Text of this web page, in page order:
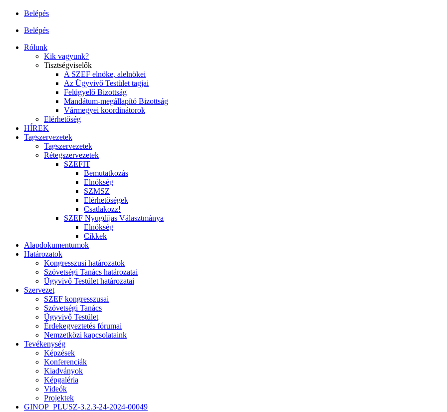
Belépés
Belépés
Rólunk
Kik vagyunk?
Tisztségviselők
A SZEF elnöke, alelnökei
Az Ügyvivő Testület tagjai
Felügyelő Bizottság
Mandátum-megállapító Bizottság
Vármegyei koordinátorok
Elérhetőség
HÍREK
Tagszervezetek
Tagszervezetek
Rétegszervezetek
SZEFIT
Bemutatkozás
Elnökség
SZMSZ
Elérhetőségek
Csatlakozz!
SZEF Nyugdíjas Választmánya
Elnökség
Cikkek
Alapdokumentumok
Határozatok
Kongresszusi határozatok
Szövetségi Tanács határozatai
Ügyvivő Testület határozatai
Szervezet
SZEF kongresszusai
Szövetségi Tanács
Ügyvivő Testület
Érdekegyeztetés fórumai
Nemzetközi kapcsolataink
Tevékenység
Képzések
Konferenciák
Kiadványok
Képgaléria
Videók
Projektek
GINOP_PLUSZ-3.2.3-24-2024-00049